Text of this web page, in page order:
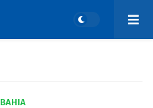
BAHIA